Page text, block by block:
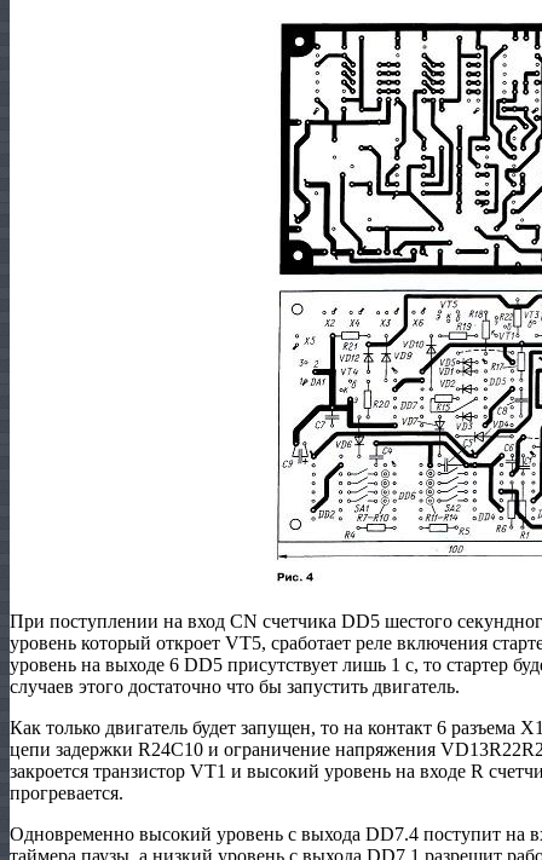
При поступлении на вход CN счетчика DD5 шестого
уровень который откроет VT5, сработает реле включения
уровень на выходе 6 DD5 присутствует лишь 1 с, то стартер
случаев этого достаточно что бы запустить двигатель.
Как только двигатель будет запущен, то на контакт 6 разъема
цепи задержки R24C10 и ограничение напряжения
закроется транзистор VT1 и высокий уровень на входе R
прогревается.
Одновременно высокий уровень с выхода DD7.4 поступит на
таймера паузы, а низкий уровень с выхода DD7.1 разрешит